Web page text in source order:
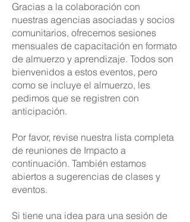
Gracias a la colaboración con
nuestras agencias asociadas y socios
comunitarios, ofrecemos sesiones
mensuales de capacitación en formato
de almuerzo y aprendizaje. Todos son
bienvenidos a estos eventos, pero
como se incluye el almuerzo, les
pedimos que se registren con
anticipación.
Por favor, revise nuestra lista completa
de reuniones de Impacto a
continuación. También estamos
abiertos a sugerencias de clases y
eventos.
Si tiene una idea para una sesión de